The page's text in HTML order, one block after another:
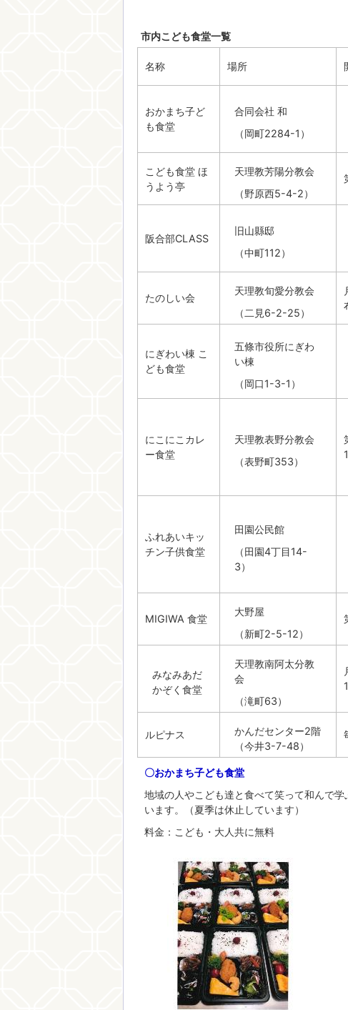
市内こども食堂一覧
名称 場所
おかまち子ど
も食堂
合同会社 和
（岡町2284-1）
こども食堂 ほ
うよう亭
天理教芳陽分教会
（野原西5-4-2）
阪合部CLASS
旧山縣邸
（中町112）
たのしい会
天理教旬愛分教会
（二見6-2-25）
にぎわい棟 こ
ども食堂
五條市役所にぎわ
い棟
（岡口1-3-1）
にこにこカレ
ー食堂
天理教表野分教会
（表野町353）
ふれあいキッ
チン子供食堂
田園公民館
（田園4丁目14-
3）
MIGIWA 食堂
大野屋
（新町2-5-12）
みなみあだ
かぞく食堂
天理教南阿太分教
会
（滝町63）
ルピナス
かんだセンター2階
（今井3-7-48）
〇おかまち子ども食堂
地域の人やこども達と食べて笑って和んで
います。（夏季は休止しています）
料金：こども・大人共に無料